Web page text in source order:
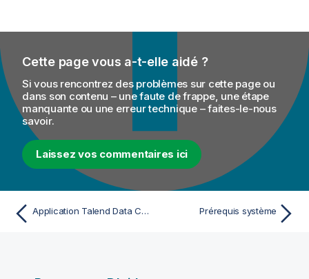
Cette page vous a-t-elle aidé ?
Si vous rencontrez des problèmes sur cette page ou
dans son contenu – une faute de frappe, une étape
manquante ou une erreur technique – faites-le-nous
savoir.
Laissez vos commentaires ici
Application Talend Data Catalog Prérequis système